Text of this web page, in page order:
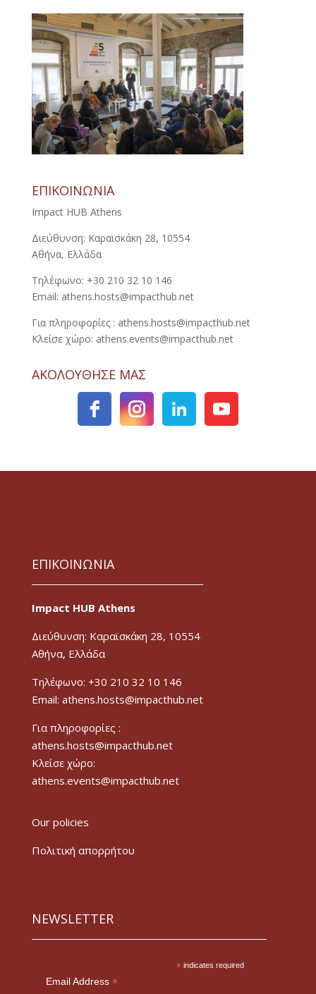
ΕΠΙΚΟΙΝΩΝΙΑ
Impact HUB Athens
Διεύθυνση: Καραϊσκάκη 28, 10554
Αθήνα, Ελλάδα
Τηλέφωνο: +30 210 32 10 146
Email: athens.hosts@impacthub.net
Για πληροφορίες : athens.hosts@impacthub.net
Κλείσε χώρο: athens.events@impacthub.net
ΑΚΟΛΟΥΘΗΣΕ ΜΑΣ
ΕΠΙΚΟΙΝΩΝΙΑ
Impact HUB Athens
Διεύθυνση: Καραϊσκάκη 28, 10554
Αθήνα, Ελλάδα
Τηλέφωνο: +30 210 32 10 146
Email: athens.hosts@impacthub.net
Για πληροφορίες :
athens.hosts@impacthub.net
Κλείσε χώρο:
athens.events@impacthub.net
Our policies
Πολιτική απορρήτου
NEWSLETTER
* indicates required
Email Address *